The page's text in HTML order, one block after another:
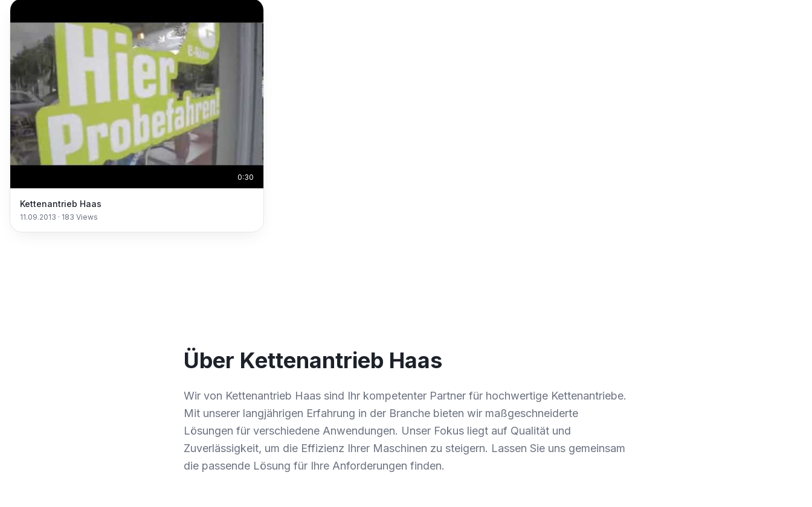
0:30
Kettenantrieb Haas
11.09.2013 · 183 Views
Über Kettenantrieb Haas
Wir von Kettenantrieb Haas sind Ihr kompetenter Partner für hochwertige Kettenantriebe.
Mit unserer langjährigen Erfahrung in der Branche bieten wir maßgeschneiderte
Lösungen für verschiedene Anwendungen. Unser Fokus liegt auf Qualität und
Zuverlässigkeit, um die Effizienz Ihrer Maschinen zu steigern. Lassen Sie uns gemeinsam
die passende Lösung für Ihre Anforderungen finden.